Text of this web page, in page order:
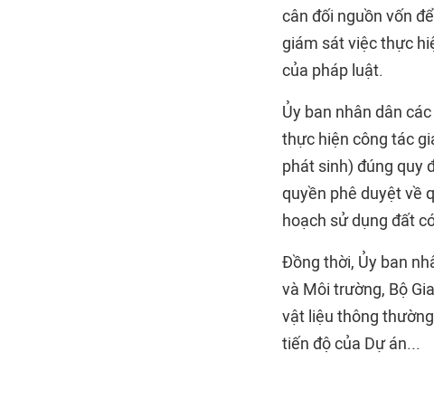
cân đối nguồn vốn
giám sát việc thực
của pháp luật.
Ủy ban nhân dân
thực hiện công tác
phát sinh) đúng quy
quyền phê duyệt về
hoạch sử dụng đất
Đồng thời, Ủy ban
và Môi trường, Bộ
vật liệu thông
tiến độ của Dự án...